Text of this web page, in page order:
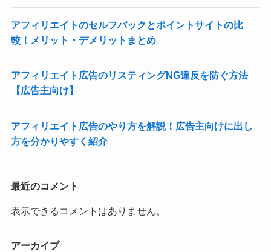
アフィリエイトのセルフバックとポイントサイトの比
較！メリット・デメリットまとめ
アフィリエイト広告のリスティングNG違反を防ぐ方法
【広告主向け】
アフィリエイト広告のやり方を解説！広告主向けに出し
方を分かりやすく紹介
最近のコメント
表示できるコメントはありません。
アーカイブ